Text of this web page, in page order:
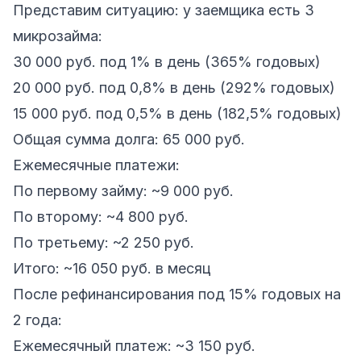
Представим ситуацию: у заемщика есть 3
микрозайма:
30 000 руб. под 1% в день (365% годовых)
20 000 руб. под 0,8% в день (292% годовых)
15 000 руб. под 0,5% в день (182,5% годовых)
Общая сумма долга: 65 000 руб.
Ежемесячные платежи:
По первому займу: ~9 000 руб.
По второму: ~4 800 руб.
По третьему: ~2 250 руб.
Итого: ~16 050 руб. в месяц
После рефинансирования под 15% годовых на
2 года:
Ежемесячный платеж: ~3 150 руб.